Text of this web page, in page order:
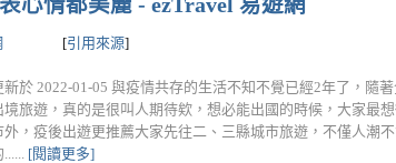
心情都美麗 - ezTravel 易遊網
[引用來源]
於 2022-01-05 與疫情共存的生活不知不覺已經2年了，隨
境旅遊，真的是很叫人期待欸，想必能出國的時候，大家最
外，疫後出遊更推薦大家先往二、三縣城市旅遊，不僅人潮
[閱讀更多]